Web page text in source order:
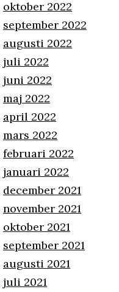
oktober 2022
september 2022
augusti 2022
juli 2022
juni 2022
maj 2022
april 2022
mars 2022
februari 2022
januari 2022
december 2021
november 2021
oktober 2021
september 2021
augusti 2021
juli 2021